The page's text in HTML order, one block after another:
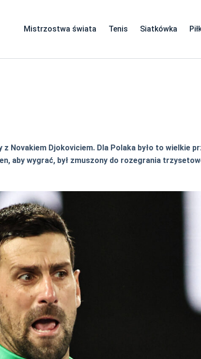
Mistrzostwa świata Tenis Siatkówka
Novakiem Djokoviciem. Dla Polaka było to wielkie
aby wygrać, był zmuszony do rozegrania